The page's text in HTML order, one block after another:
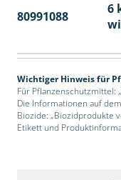
80991088
6
Wichtiger Hinweis für
Für Pflanzenschutzmittel:
Die Informationen auf
Biozide: „Biozidprodukte
Etikett und